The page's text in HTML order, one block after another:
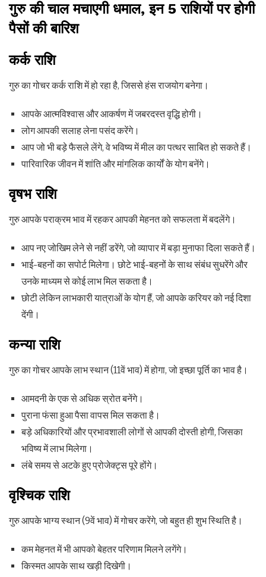
गुरु की चाल मचाएगी धमाल, इन 5 राशियों पर होगी
पैसों की बारिश
कर्क राशि
गुरु का गोचर कर्क राशि में हो रहा है, जिससे हंस राजयोग बनेगा।
आपके आत्मविश्वास और आकर्षण में जबरदस्त वृद्धि होगी।
लोग आपकी सलाह लेना पसंद करेंगे।
आप जो भी बड़े फैसले लेंगे, वे भविष्य में मील का पत्थर साबित हो सकते हैं।
पारिवारिक जीवन में शांति और मांगलिक कार्यों के योग बनेंगे।
वृषभ राशि
गुरु आपके पराक्रम भाव में रहकर आपकी मेहनत को सफलता में बदलेंगे।
आप नए जोखिम लेने से नहीं डरेंगे, जो व्यापार में बड़ा मुनाफा दिला सकते हैं।
भाई-बहनों का सपोर्ट मिलेगा। छोटे भाई-बहनों के साथ संबंध सुधरेंगे और
उनके माध्यम से कोई लाभ मिल सकता है।
छोटी लेकिन लाभकारी यात्राओं के योग हैं, जो आपके करियर को नई दिशा
देंगी।
कन्या राशि
गुरु का गोचर आपके लाभ स्थान (11वें भाव) में होगा, जो इच्छा पूर्ति का भाव है।
आमदनी के एक से अधिक स्रोत बनेंगे।
पुराना फंसा हुआ पैसा वापस मिल सकता है।
बड़े अधिकारियों और प्रभावशाली लोगों से आपकी दोस्ती होगी, जिसका
भविष्य में लाभ मिलेगा।
लंबे समय से अटके हुए प्रोजेक्ट्स पूरे होंगे।
वृश्चिक राशि
गुरु आपके भाग्य स्थान (9वें भाव) में गोचर करेंगे, जो बहुत ही शुभ स्थिति है।
कम मेहनत में भी आपको बेहतर परिणाम मिलने लगेंगे।
किस्मत आपके साथ खड़ी दिखेगी।